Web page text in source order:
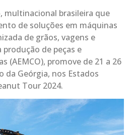
multinacional brasileira que
de soluções em máquinas
de grãos, vagens e
produção de peças e
(AEMCO), promove de 21 a 26
da Geórgia, nos Estados
Tour 2024.